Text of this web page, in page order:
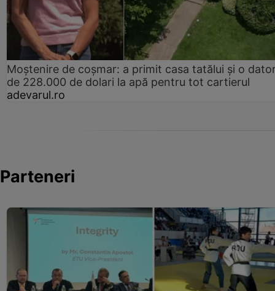
Moștenire de coșmar: a primit casa tatălui și o
de 228.000 de dolari la apă pentru tot cartierul
adevarul.ro
Parteneri